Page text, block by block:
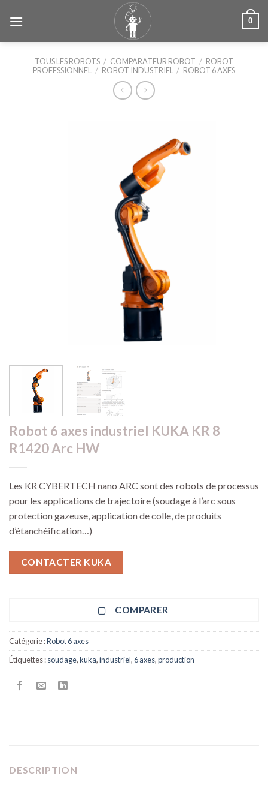
0
TOUS LES ROBOTS / COMPARATEUR ROBOT / ROBOT
PROFESSIONNEL
/ ROBOT INDUSTRIEL / ROBOT 6 AXES
Robot 6 axes industriel KUKA KR 8
R1420 Arc HW
Les KR CYBERTECH nano ARC sont des robots de processus
pour les applications de trajectoire (soudage à l’arc sous
protection gazeuse, application de colle, de produits
d’étanchéification…)
CONTACTER KUKA
COMPARER
Catégorie :Robot 6 axes
Étiquettes :soudage,kuka,industriel,6 axes,production
DESCRIPTION